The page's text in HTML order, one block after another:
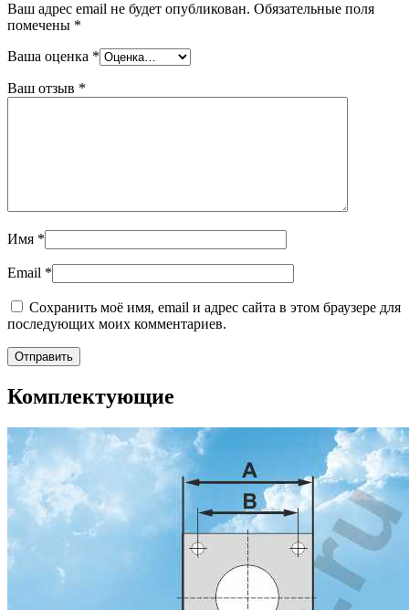
Ваш адрес email не будет опубликован. Обязательные поля
помечены *
Ваша оценка *
Ваш отзыв *
Имя *
Email *
Сохранить моё имя, email и адрес сайта в этом браузере для
последующих моих комментариев.
Комплектующие